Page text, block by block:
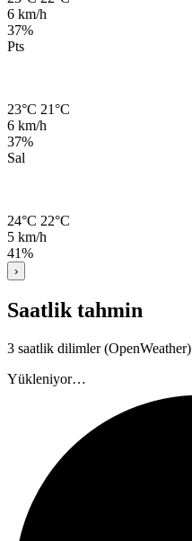
6 km/h
37%
Pts
23°C 21°C
6 km/h
37%
Sal
24°C 22°C
5 km/h
41%
›
Saatlik tahmin
3 saatlik dilimler (OpenWeather)
Yükleniyor…